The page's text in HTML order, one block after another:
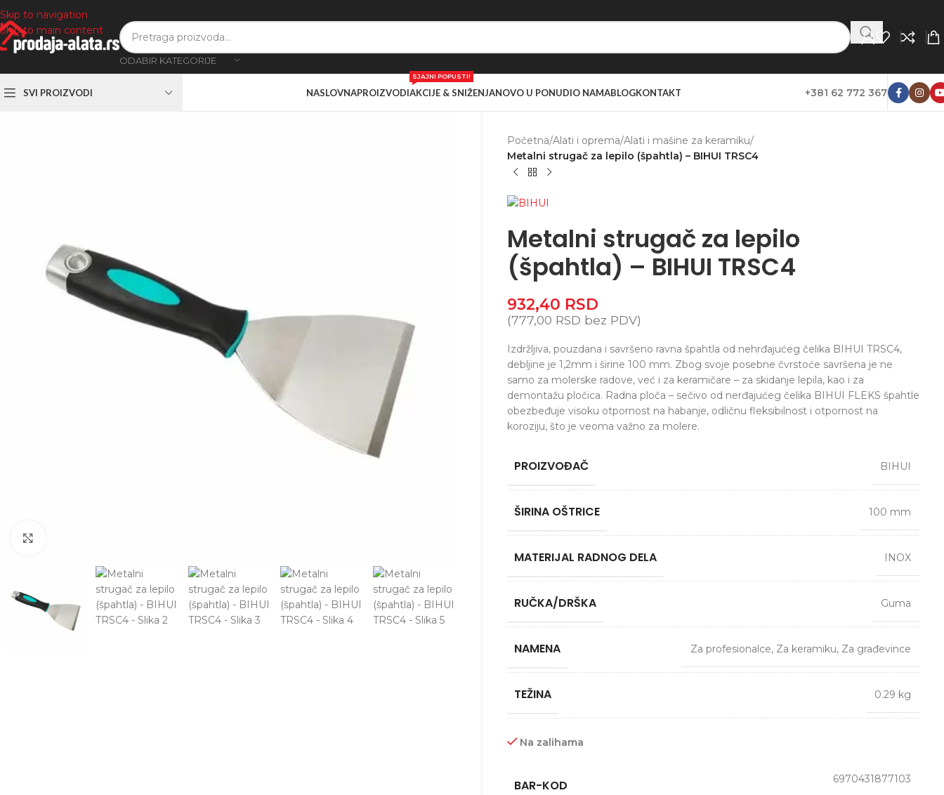
Skip to navigation
Skip to main content
ODABIR KATEGORIJE
SVI PROIZVODI NASLOVNAPROIZVODIAKCIJE & SNIŽENJA
SJAJNI POPUSTI!
NOVO U PONUDIO NAMABLOGKONTAKT +381 62 772 367
Početna/Alati i oprema/Alati i mašine za keramiku/
Metalni strugač za lepilo (špahtla) – BIHUI TRSC4
Metalni strugač za lepilo
(špahtla) – BIHUI TRSC4
932,40 RSD
(777,00 RSD bez PDV)
Izdržljiva, pouzdana i savršeno ravna špahtla od nehrđajućeg čelika BIHUI TRSC4,
debljine je 1,2mm i širine 100 mm. Zbog svoje posebne čvrstoće savršena je ne
samo za molerske radove, već i za keramičare – za skidanje lepila, kao i za
demontažu pločica. Radna ploča – sečivo od nerđajućeg čelika BIHUI FLEKS špahtle
obezbeđuje visoku otpornost na habanje, odličnu fleksibilnost i otpornost na
koroziju, što je veoma važno za molere.
PROIZVOĐAČ BIHUI
ŠIRINA OŠTRICE 100 mm
MATERIJAL RADNOG DELA INOX
RUČKA/DRŠKA Guma
NAMENA Za profesionalce, Za keramiku, Za građevince
TEŽINA 0.29 kg
Na zalihama
BAR-KOD 6970431877103